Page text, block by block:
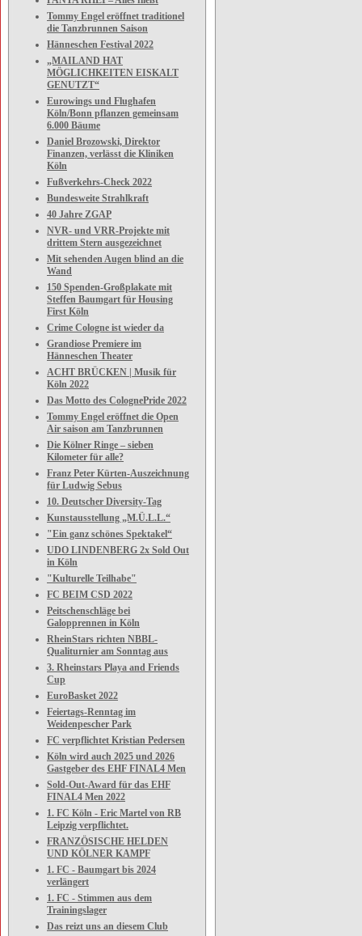
Tommy Engel eröffnet traditionel
die Tanzbrunnen Saison
Hänneschen Festival 2022
„MAILAND HAT
MÖGLICHKEITEN EISKALT
GENUTZT“
Eurowings und Flughafen
Köln/Bonn pflanzen gemeinsam
6.000 Bäume
Daniel Brozowski, Direktor
Finanzen, verlässt die Kliniken
Köln
Fußverkehrs-Check 2022
Bundesweite Strahlkraft
40 Jahre ZGAP
NVR- und VRR-Projekte mit
drittem Stern ausgezeichnet
Mit sehenden Augen blind an die
Wand
150 Spenden-Großplakate mit
Steffen Baumgart für Housing
First Köln
Crime Cologne ist wieder da
Grandiose Premiere im
Hänneschen Theater
ACHT BRÜCKEN | Musik für
Köln 2022
Das Motto des ColognePride 2022
Tommy Engel eröffnet die Open
Air saison am Tanzbrunnen
Die Kölner Ringe – sieben
Kilometer für alle?
Franz Peter Kürten-Auszeichnung
für Ludwig Sebus
10. Deutscher Diversity-Tag
Kunstausstellung „M.Ü.L.L.“
"Ein ganz schönes Spektakel“
UDO LINDENBERG 2x Sold Out
in Köln
"Kulturelle Teilhabe"
FC BEIM CSD 2022
Peitschenschläge bei
Galopprennen in Köln
RheinStars richten NBBL-
Qualiturnier am Sonntag aus
3. Rheinstars Playa and Friends
Cup
EuroBasket 2022
Feiertags-Renntag im
Weidenpescher Park
FC verpflichtet Kristian Pedersen
Köln wird auch 2025 und 2026
Gastgeber des EHF FINAL4 Men
Sold-Out-Award für das EHF
FINAL4 Men 2022
1. FC Köln - Eric Martel von RB
Leipzig verpflichtet.
FRANZÖSISCHE HELDEN
UND KÖLNER KAMPF
1. FC - Baumgart bis 2024
verlängert
1. FC - Stimmen aus dem
Trainingslager
Das reizt uns an diesem Club